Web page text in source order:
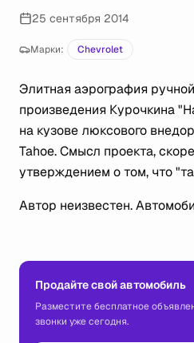
25 сентября 2014
Марки: Chevrolet
Элитная аэрография
произведения Курочкина
на кузове люксового
Tahoe. Смысл проекта,
утверждением о том, что
Автор неизвестен.
Продайте свой автомобиль
Разместите бесплатное
звонки уже сегодня.